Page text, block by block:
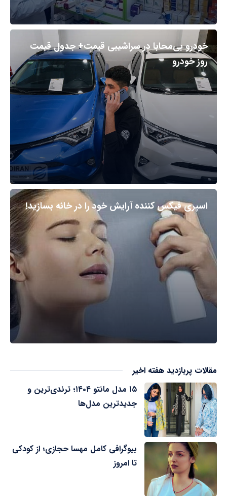
خودرو بی‌محابا در سراشیبی قیمت+ جدول قیمت
روز خودرو
اسپری فیکس کننده آرایش خود را در خانه بسازید!
مقالات پربازدید هفته اخیر
۱۵ مدل مانتو ۱۴۰۴؛ ترندی‌ترین و
جدیدترین مدل‌ها
بیوگرافی کامل مهسا حجازی؛ از کودکی
تا امروز